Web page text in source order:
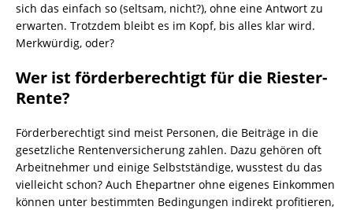
sich das einfach so (seltsam, nicht?), ohne eine Antwort zu
erwarten. Trotzdem bleibt es im Kopf, bis alles klar wird.
Merkwürdig, oder?
Wer ist förderberechtigt für die Riester-
Rente?
Förderberechtigt sind meist Personen, die Beiträge in die
gesetzliche Rentenversicherung zahlen. Dazu gehören oft
Arbeitnehmer und einige Selbstständige, wusstest du das
vielleicht schon? Auch Ehepartner ohne eigenes Einkommen
können unter bestimmten Bedingungen indirekt profitieren,